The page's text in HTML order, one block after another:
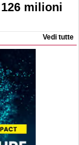
milioni
Vedi tutte